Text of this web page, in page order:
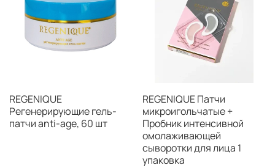
REGENIQUE
Регенерирующие гель-
патчи anti-age, 60 шт
REGENIQUE Патчи
микроигольчатые +
Пробник интенсивной
омолаживающей
сыворотки для лица 1
упаковка